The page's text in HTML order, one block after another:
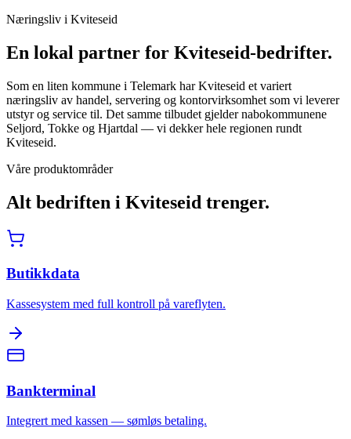
Næringsliv i Kviteseid
En lokal partner for Kviteseid-bedrifter.
Som en liten kommune i Telemark har Kviteseid et variert
næringsliv av handel, servering og kontorvirksomhet som vi leverer
utstyr og service til. Det samme tilbudet gjelder nabokommunene
Seljord, Tokke og Hjartdal — vi dekker hele regionen rundt
Kviteseid.
Våre produktområder
Alt bedriften i Kviteseid trenger.
Butikkdata
Kassesystem med full kontroll på vareflyten.
Bankterminal
Integrert med kassen — sømløs betaling.